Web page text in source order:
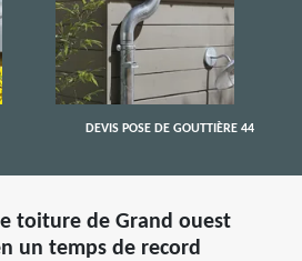
DEVIS POSE DE GOUTTIÈRE 44
toiture de Grand ouest
un temps de record